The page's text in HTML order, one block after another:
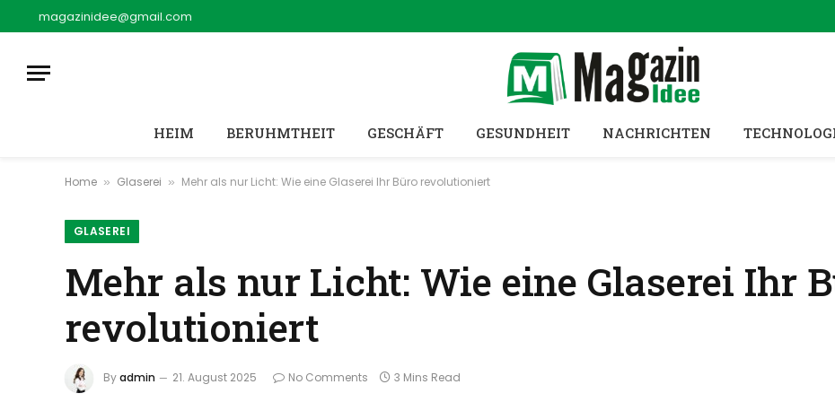
magazinidee@gmail.com
HEIM BERUHMTHEIT GESCHÄFT GESUNDHEIT NACHRICHTEN
Home » Glaserei » Mehr als nur Licht: Wie eine Glaserei Ihr Büro revolutioniert
GLASEREI
Mehr als nur Licht: Wie eine Glaserei Ihr
revolutioniert
Byadmin 21. August 2025 No Comments 3 Mins Read